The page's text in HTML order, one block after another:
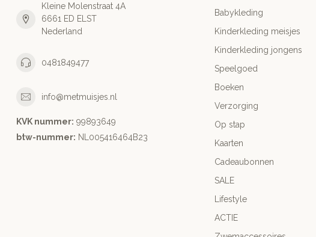
Kleine Molenstraat 4A
6661 ED ELST
Nederland
0481849477
info@metmuisjes.nl
KVK nummer: 99893649
btw-nummer: NL005416464B23
Babykleding
Kinderkleding meisjes
Kinderkleding jongens
Speelgoed
Boeken
Verzorging
Op stap
Kaarten
Cadeaubonnen
SALE
Lifestyle
ACTIE